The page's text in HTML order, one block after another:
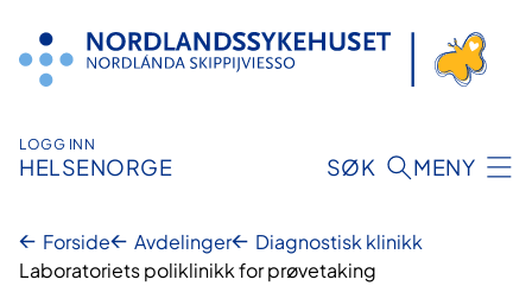
innhold
LOGG INN
HELSENORGE SØK MENY
Forside Avdelinger
Diagnostisk klinikk
Laboratoriets poliklinikk for prøvetaking